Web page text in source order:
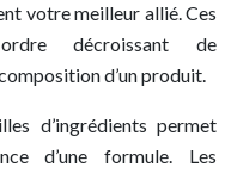
votre meilleur allié. Ces
décroissant de
d’un produit.
d’ingrédients permet
d’une formule. Les